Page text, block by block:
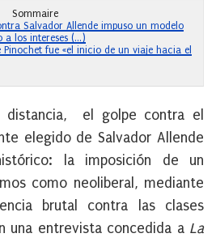
Sommaire
Salvador Allende impuso un modelo
los intereses (…)
Pinochet fue «el inicio de un viaje hacia el
el golpe contra el
elegido de Salvador Allende
la imposición de un
como neoliberal, mediante
brutal contra las clases
una entrevista concedida a La